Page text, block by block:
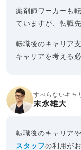
薬剤師ワーカーも
ていますが、転職
転職後のキャリア
キャリアを考える
すべらないキャ
末永雄大
転職後のキャリア
スタッフの利用が